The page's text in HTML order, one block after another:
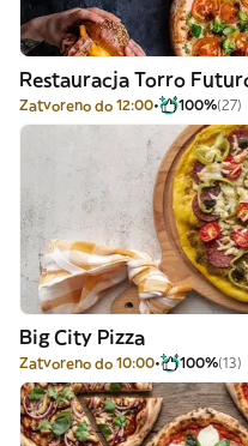
Restauracja Torro
Zatvoreno do 12:00 100%(27)
Big City Pizza
Zatvoreno do 10:00 100%(13)